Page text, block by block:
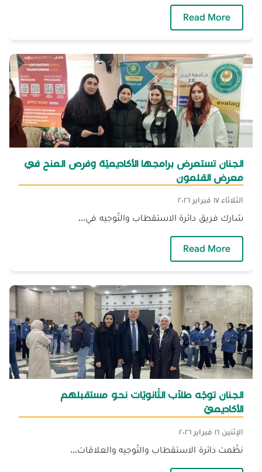
Read More
الجنان تستعرض برامجها الأكاديميّة وفرص المنح في
معرض القلمون
الثلاثاء ١٧ فبراير ٢٠٢٦
شارك فريق دائرة الاستقطاب والتّوجيه في...
Read More
الجنان توجّه طلاّب الثّانويّات نحو مستقبلهم
الأكاديميّ
الإثنين ١٦ فبراير ٢٠٢٦
نظّمت دائرة الاستقطاب والتّوجيه والعلاقات...